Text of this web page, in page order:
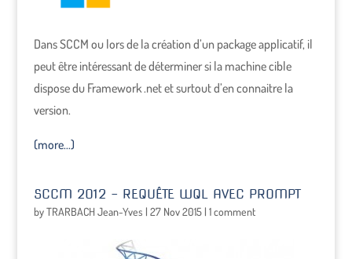
Dans SCCM ou lors de la création d’un package applicatif, il
peut être intéressant de déterminer si la machine cible
dispose du Framework .net et surtout d’en connaitre la
version.
(more…)
SCCM 2012 – REQUÊTE WQL AVEC PROMPT
byTRARBACH Jean-Yves | 27 Nov 2015| 1 comment